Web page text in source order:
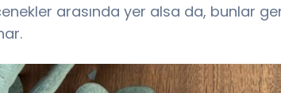
arasında yer alsa da, bunlar